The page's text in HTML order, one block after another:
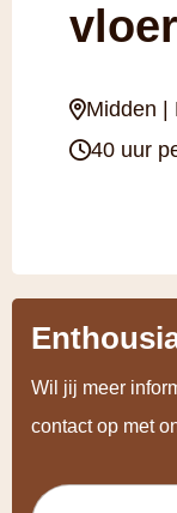
Midden |
40 uur
Wil jij meer
contact op met